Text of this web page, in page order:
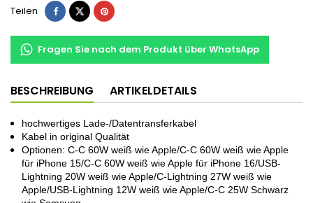
Teilen
Fragen Sie nach dem Produkt über WhatsApp
BESCHREIBUNG ARTIKELDETAILS
hochwertiges Lade-/Datentransferkabel
Kabel in original Qualität
Optionen: C-C 60W weiß wie Apple/C-C 60W weiß wie Apple
für iPhone 15/C-C 60W weiß wie Apple für iPhone 16/USB-
Lightning 20W weiß wie Apple/C-Lightning 27W weiß wie
Apple/USB-Lightning 12W weiß wie Apple/C-C 25W Schwarz